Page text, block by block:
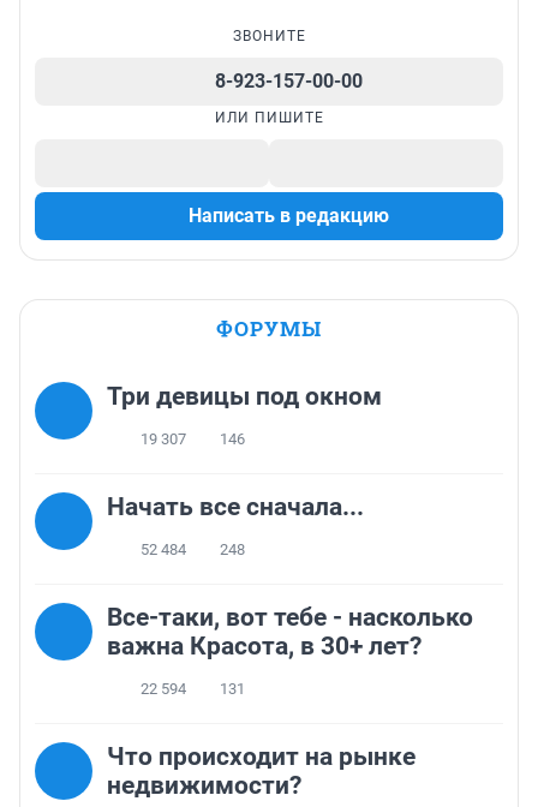
ЗВОНИТЕ
8-923-157-00-00
ИЛИ ПИШИТЕ
Написать в редакцию
ФОРУМЫ
Три девицы под окном
19 307 146
Начать все сначала...
52 484 248
Все-таки, вот тебе - насколько
важна Красота, в 30+ лет?
22 594 131
Что происходит на рынке
недвижимости?